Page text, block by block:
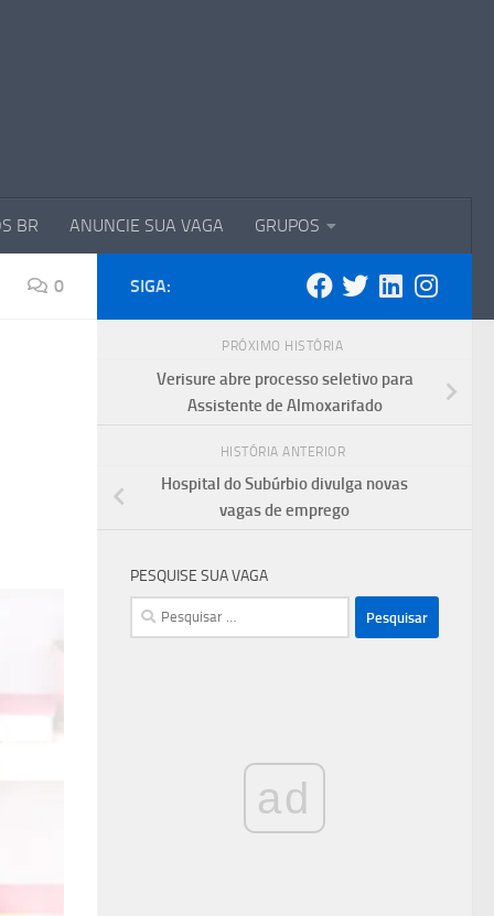
BR ANUNCIE SUA VAGA GRUPOS
0 SIGA:
PRÓXIMO HISTÓRIA
Verisure abre processo seletivo para
Assistente de Almoxarifado
HISTÓRIA ANTERIOR
Hospital do Subúrbio divulga novas
vagas de emprego
PESQUISE SUA VAGA
Pesquisar
por:
ad